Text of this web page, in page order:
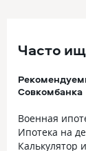
Часто
Совкомбанка
Военная
Ипотека на
Калькулятор